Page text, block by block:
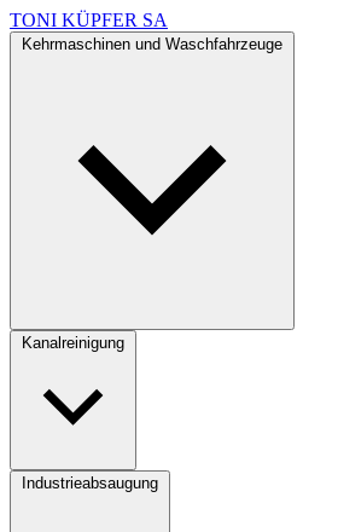
TONI KÜPFER SA